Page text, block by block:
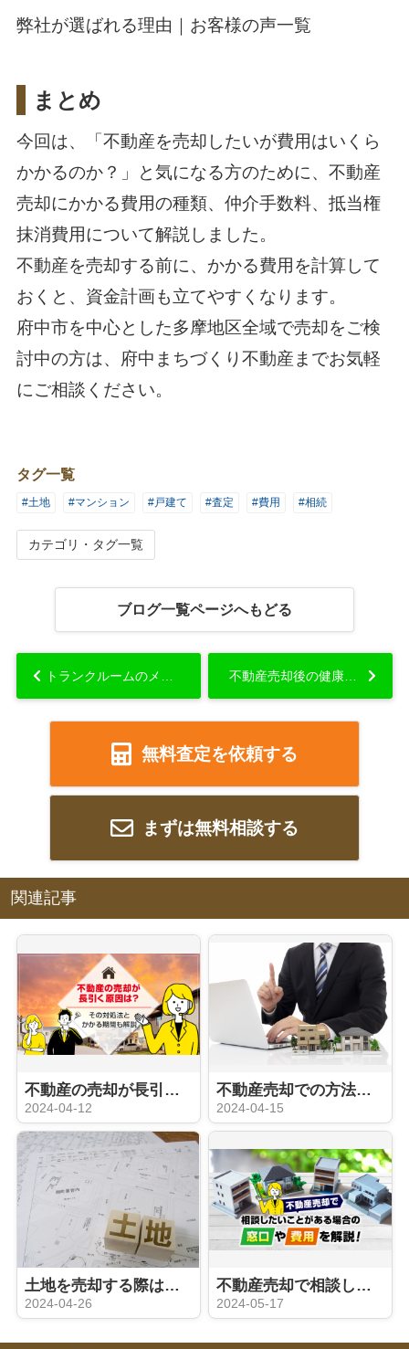
弊社が選ばれる理由｜ お客様の声一覧
まとめ
今回は、「不動産を売却したいが費用はいくら
かかるのか？」と気になる方のために、不動産
売却にかかる費用の種類、仲介手数料、抵当権
抹消費用について解説しました。
不動産を売却する前に、かかる費用を計算して
おくと、資金計画も立てやすくなります。
府中市を中心とした多摩地区全域で売却をご検
討中の方は、府中まちづくり不動産までお気軽
にご相談ください。
タグ一覧
#土地 #マンション #戸建て #査定 #費用 #相続
カテゴリ・タグ一覧
ブログ一覧ページへもどる
無料査定を依頼する
まずは無料相談する
関連記事
不動産の売却が長引く原因は？その対処法とかかる期間も解説
2024-04-12
不動産売却での方法や契約内容などに関する注意点を解説
2024-04-15
土地を売却する際は測量が必要？境界トラブルを回避しよう！
2024-04-26
不動産売却で相談したいことがある場合の窓口や費用を解説！
2024-05-17